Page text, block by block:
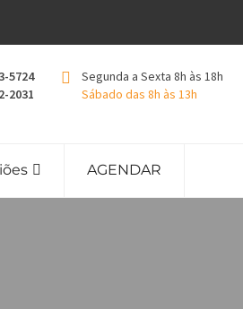
5724
2031
Segunda a Sexta 8h às 18h
Sábado das 8h às 13h
AGENDAR